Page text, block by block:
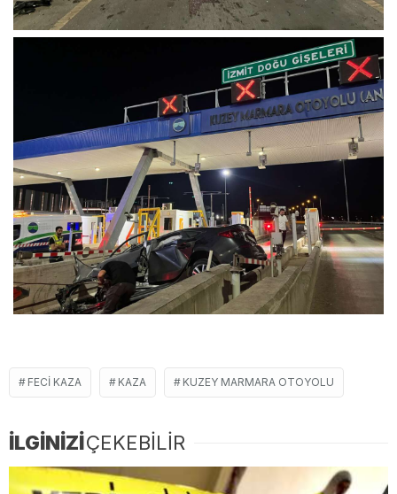
FECI KAZA KAZA KUZEY MARMARA OTOYOLU
İLGİNİZİÇEKEBİLİR